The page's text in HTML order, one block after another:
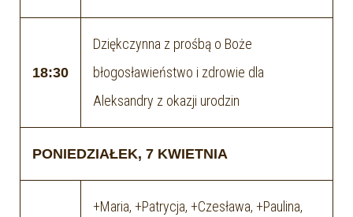
18:30
Dziękczynna z prośbą o Boże
błogosławieństwo i zdrowie dla
Aleksandry z okazji urodzin
PONIEDZIAŁEK, 7 KWIETNIA
+Maria, +Patrycja, +Czesława, +Paulina,